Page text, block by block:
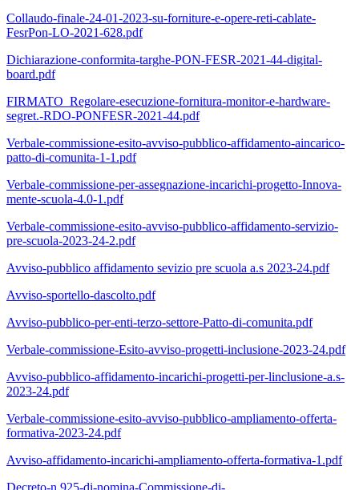
Collaudo-finale-24-01-2023-su-forniture-e-opere-reti-cablate-
FesrPon-LO-2021-628.pdf
Dichiarazione-conformita-targhe-PON-FESR-2021-44-digital-
board.pdf
FIRMATO_Regolare-esecuzione-fornitura-monitor-e-hardware-
segret.-RDO-PONFESR-2021-44.pdf
Verbale-commissione-esito-avviso-pubblico-affidamento-aincarico-
patto-di-comunita-1-1.pdf
Verbale-commissione-per-assegnazione-incarichi-progetto-Innova-
mente-scuola-4.0-1.pdf
Verbale-commissione-esito-avviso-pubblico-affidamento-servizio-
pre-scuola-2023-24-2.pdf
Avviso-pubblico affidamento sevizio pre scuola a.s 2023-24.pdf
Avviso-sportello-dascolto.pdf
Avviso-pubblico-per-enti-terzo-settore-Patto-di-comunita.pdf
Verbale-commissione-Esito-avviso-progetti-inclusione-2023-24.pdf
Avviso-pubblico-affidamento-incarichi-progetti-per-linclusione-a.s-
2023-24.pdf
Verbale-commissione-esito-avviso-pubblico-ampliamento-offerta-
formativa-2023-24.pdf
Avviso-affidamento-incarichi-ampliamento-offerta-formativa-1.pdf